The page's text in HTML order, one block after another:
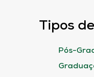
Tipos
Pós-